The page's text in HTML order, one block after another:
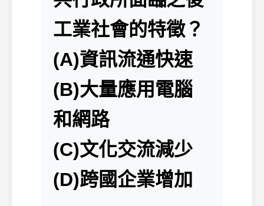
工業社會的特徵？
(A)資訊流通快速
(B)大量應用電腦
和網路
(C)文化交流減少
(D)跨國企業增加